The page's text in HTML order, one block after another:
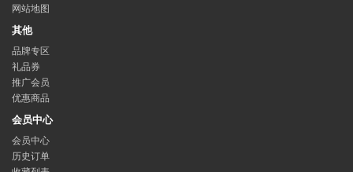
网站地图
其他
品牌专区
礼品券
推广会员
优惠商品
会员中心
会员中心
历史订单